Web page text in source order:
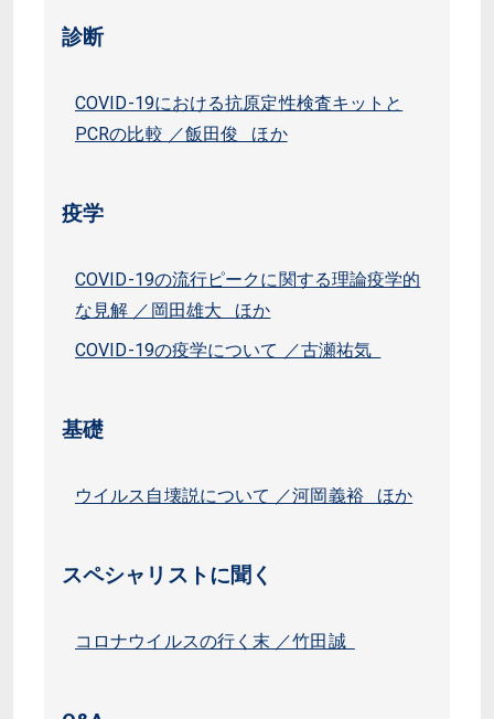
診断
COVID-19における抗原定性検査キットと
PCRの比較 ／飯田俊 ほか
疫学
COVID-19の流行ピークに関する理論疫学的
な見解 ／岡田雄大 ほか
COVID-19の疫学について ／古瀬祐気
基礎
ウイルス自壊説について ／河岡義裕 ほか
スペシャリストに聞く
コロナウイルスの行く末 ／竹田誠